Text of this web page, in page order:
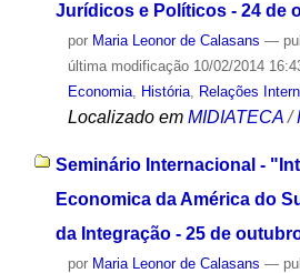
Jurídicos e Políticos - 24 de
por Maria Leonor de Calasans —
última modificação10/02/2014
Economia, História, Relações
Localizado em MIDIATECA /
Seminário Internacional -
Economica da América do
da Integração - 25 de
por Maria Leonor de Calasans —